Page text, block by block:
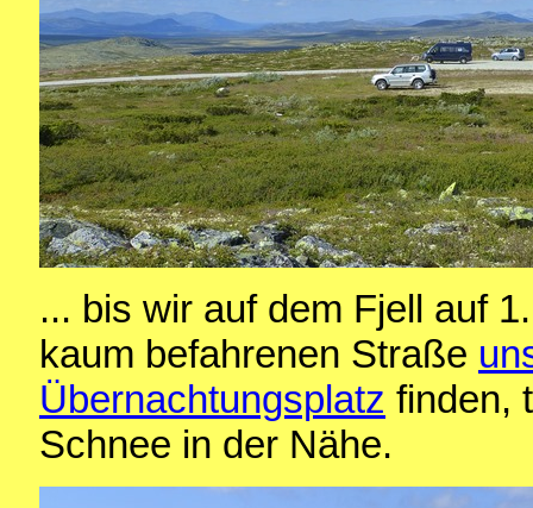
... bis wir auf dem Fjell auf
kaum befahrenen Straße
Übernachtungsplatz finden,
Schnee in der Nähe.